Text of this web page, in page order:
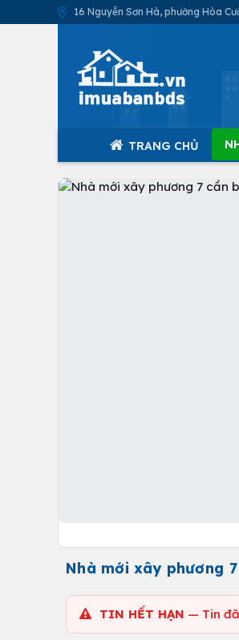
16 Nguyễn Sơn Hà, phường Hòa
TRANG CHỦ
Nhà mới xây phương
TIN HẾT HẠN — Tin